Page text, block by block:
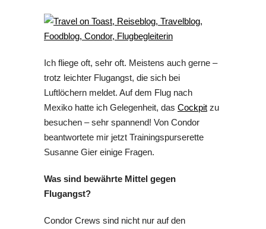
Ich fliege oft, sehr oft. Meistens auch gerne –
trotz leichter Flugangst, die sich bei
Luftlöchern meldet. Auf dem Flug nach
Mexiko hatte ich Gelegenheit, das Cockpit zu
besuchen – sehr spannend! Von Condor
beantwortete mir jetzt Trainingspurserette
Susanne Gier einige Fragen.
Was sind bewährte Mittel gegen
Flugangst?
Condor Crews sind nicht nur auf den